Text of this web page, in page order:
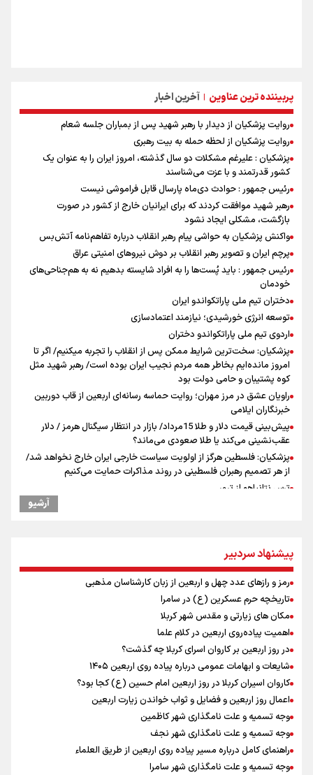
پربیننده ترین عناوین | آخرین اخبار
روایت پزشکیان از دیدار با رهبر شهید پس از بمباران جلسه شعام
روایت پزشکیان از لحظه حمله به بیت رهبری
پزشکیان : علیرغم مشکلات دو سال گذشته، امروز ایران را به عنوان یک
کشور قدرتمند و با عزت می‌شناسند
رئیس جمهور : حوادث دی‌ماه پارسال قابل فراموشی نیست
رهبر شهید موافقت کردند که برای ایرانیان خارج از کشور در صورت
بازگشت، مشکلی ایجاد نشود
واکنش پزشکیان به حواشی پیام رهبر انقلاب درباره تفاهم‌نامه آتش‌بس
پرچم ایران و تصویر رهبر انقلاب بر دوش نیروهای امنیتی عراق
رئیس جمهور : باید پُست‌ها را به افراد شایسته بدهیم نه به هم‌جناحی‌های
خودمان
دختران تیم ملی پاراتکواندو ایران
توسعه انرژی خورشیدی؛ نیازمند اعتمادسازی
اردوی تیم ملی پاراتکواندو دختران
پزشکیان: سخت‌ترین شرایط ممکن پس از انقلاب را تجربه میکنیم/ اگر تا
امروز مانده‌ایم بخاطر همه‌ مردم نجیب ایران بوده است/ رهبر شهید مثل
کوه پشتیبان و حامی دولت بود
راویان عشق در مرز مهران؛ روایت حماسه‌ رسانه‌ای اربعین از قاب دوربین
خبرنگاران ایلامی
پیش‌بینی قیمت دلار و طلا 15مرداد/ بازار در انتظار سیگنال هرمز / دلار
عقب‌نشینی می‌کند یا طلا صعودی می‌ماند؟
پزشکیان: فلسطین هرگز از اولویت سیاست خارجی ایران خارج نخواهد شد/
از هر تصمیم رهبران فلسطینی در روند مذاکرات حمایت می‌کنیم
ترس نتانیاهو از ترور
فرود یک بالگرد در بیمارستان رمبام در حیفای اشغالی در پی هلاکت ۲
چه کسی باید قیمت‌ها را تعیین کند؟
بازگشت روان دو میلیون و هشتصد هزار زائر اربعین از مرزهای شش‌گانه
ایران آقای بلامنازع تنگه هرمز
وزیر خارجه مصر: رژیم اسراییل بدون تامین حقوق مشروع مردم فلسطین
امنیت نخواهد داشت
سرپرست خانوار
نشست وزیران خارجه مصر، ترکیه، پاکستان و عربستان با محوریت تحولات
منطقه
فیدان: حماس به تعهدات خود عمل کرد، امّا اسرائیل برنامه‌ای برای صلح
ندارد
آرشیو
پیشنهاد سردبیر
رمز و رازهای عدد چهل و اربعین از زبان کارشناسان مذهبی
تاریخچه حرم عسکرین (ع) در سامرا
مکان های زیارتی و مقدس شهر کربلا
اهمیت پیاده‌روی اربعین در کلام علما
در روز اربعین بر کاروان اسرای کربلا چه گذشت؟
شایعات و ابهامات عمومی درباره پیاده روی اربعین ۱۴۰۵
کاروان اسیران کربلا در روز اربعین امام حسین (ع) کجا بود؟
اعمال روز اربعین و فضایل و ثواب خواندن زیارت اربعین
وجه تسمیه و علت نامگذاری شهر کاظمین
وجه تسمیه و علت نامگذاری شهر نجف
راهنمای کامل درباره مسیر پیاده روی اربعین از طریق العلماء
وجه تسمیه و علت نامگذاری شهر سامرا